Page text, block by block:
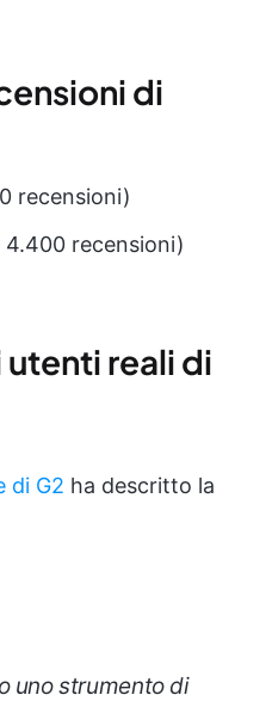
di
recensioni)
recensioni)
reali di
di G2 ha descritto la
uno strumento di